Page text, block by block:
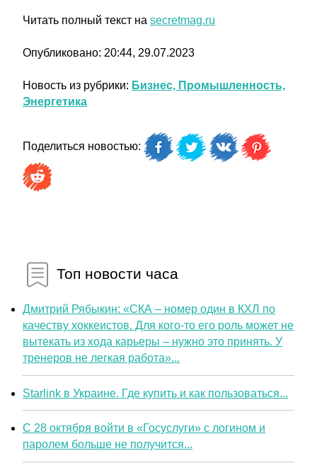
Читать полный текст на secretmag.ru
Опубликовано: 20:44, 29.07.2023
Новость из рубрики: Бизнес, Промышленность,
Энергетика
Поделиться новостью:
Топ новости часа
Дмитрий Рябыкин: «СКА – номер один в КХЛ по
качеству хоккеистов. Для кого-то его роль может не
вытекать из хода карьеры – нужно это принять. У
тренеров не легкая работа»...
Starlink в Украине. Где купить и как пользоваться...
С 28 октября войти в «Госуслуги» с логином и
паролем больше не получится...